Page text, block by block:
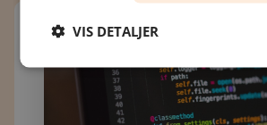
VIS DETALJER